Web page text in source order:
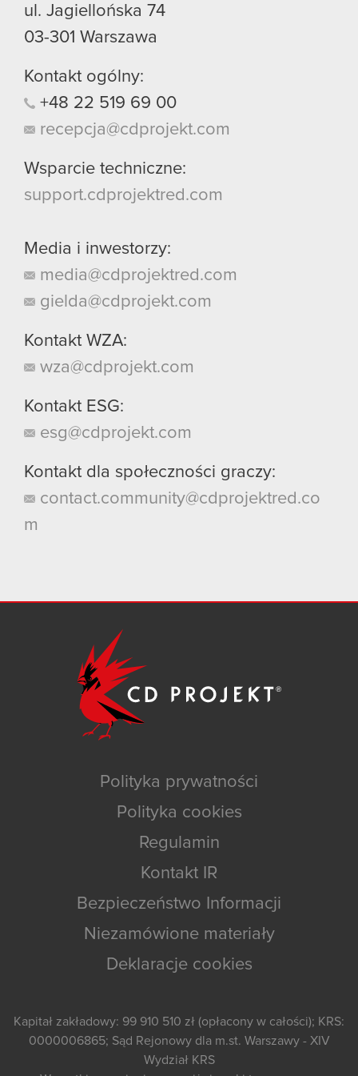
ul. Jagiellońska 74
03-301 Warszawa
Kontakt ogólny:
+48 22 519 69 00
recepcja@cdprojekt.com
Wsparcie techniczne:
support.cdprojektred.com
Media i inwestorzy:
media@cdprojektred.com
gielda@cdprojekt.com
Kontakt WZA:
wza@cdprojekt.com
Kontakt ESG:
esg@cdprojekt.com
Kontakt dla społeczności graczy:
contact.community@cdprojektred.co
m
Polityka prywatności
Polityka cookies
Regulamin
Kontakt IR
Bezpieczeństwo Informacji
Niezamówione materiały
Deklaracje cookies
Kapitał zakładowy: 99 910 510 zł (opłacony w całości); KRS:
0000006865; Sąd Rejonowy dla m.st. Warszawy - XIV
Wydział KRS